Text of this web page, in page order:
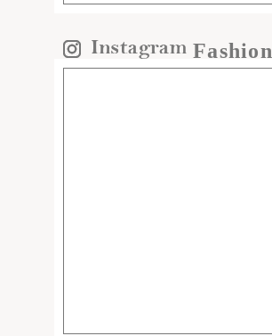
Fashion